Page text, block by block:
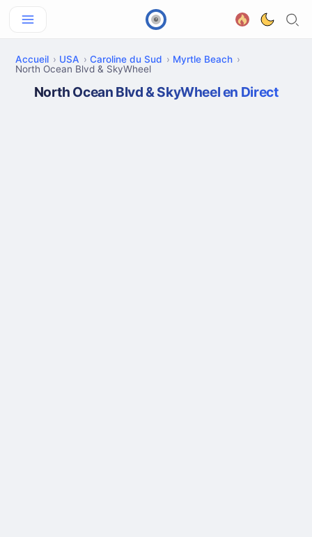
Accueil USA Caroline du Sud
Myrtle Beach
North Ocean Blvd & SkyWheel
North Ocean Blvd & SkyWheel en Direct